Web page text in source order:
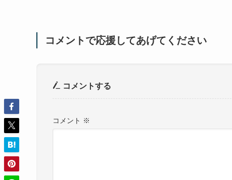
コメントで応援してあげてください
コメントする
コメント ※